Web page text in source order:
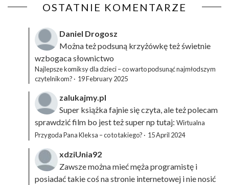
OSTATNIE KOMENTARZE
Daniel Drogosz
Można też podsuną krzyżówkęteż świetnie
wzbogaca słownictwo
Najlepsze komiksy dla dzieci – co warto podsunąć najmłodszym
czytelnikom? · 19 February 2025
zalukajmy.pl
Super książka fajnie się czyta, ale też polecam
sprawdzić film bo jest też super np tutaj: Wirtualna
Przygoda Pana Kleksa – co to takiego? · 15 April 2024
xdziUnia92
Zawsze można mieć męża programistę i
posiadać takie coś na stronie internetowej i nie nosić